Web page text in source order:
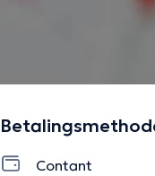
Contant